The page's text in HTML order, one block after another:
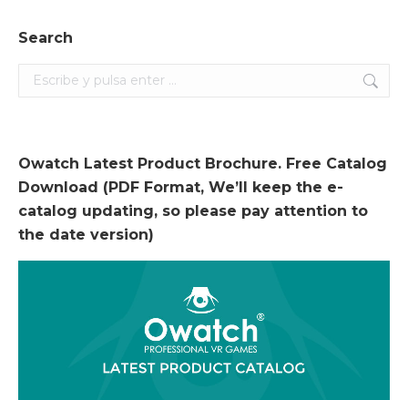
Search
Search:
Owatch Latest Product Brochure. Free Catalog
Download (PDF Format, We’ll keep the e-
catalog updating, so please pay attention to
the date version)